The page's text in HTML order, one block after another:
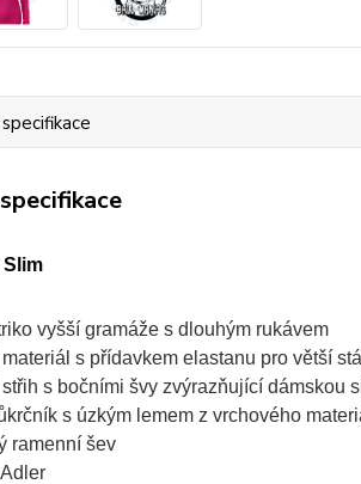
vyšší gramáže s dlouhým rukávem
s přídavkem elastanu pro větší
s bočními švy zvýrazňující dámskou
s úzkým lemem z vrchového
ramenní šev